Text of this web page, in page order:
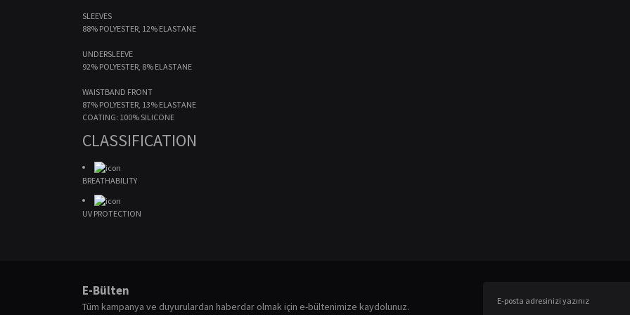
SLEEVES
88% POLYESTER, 12% ELASTANE
UNDERSLEEVE
92% POLYESTER, 8% ELASTANE
WAISTBAND FRONT
87% POLYESTER, 13% ELASTANE
COATING: 100% SILICONE
CLASSIFICATION
BREATHABILITY
UV PROTECTION
Ürün resmi kalitesiz, bozuk veya görüntülenemiyor.
E-Bülten
Tüm kampanya ve duyurulardan haberdar olmak için e-bültenimize kaydolunuz.